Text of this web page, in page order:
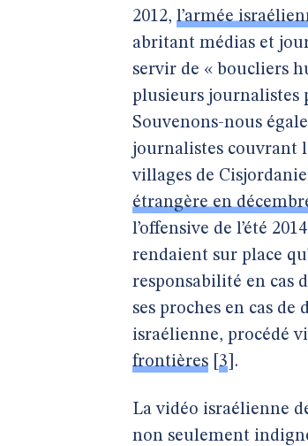
2012, l’armée
abritant médias et
servir de « boucliers
plusieurs journalistes
Souvenons-nous
journalistes couvrant
villages de
étrangère en
l’offensive de l’été
rendaient sur place
responsabilité en cas
ses proches en cas de
israélienne, procédé
frontières 3 .
La vidéo israélienne
non seulement